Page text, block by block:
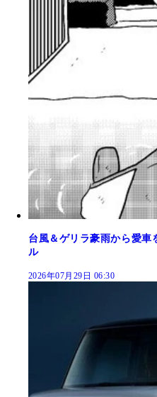
台風＆ゲリラ豪雨から愛
ル
2026年07月29日 06:30